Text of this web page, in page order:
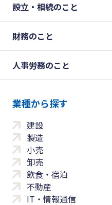
設立・相続のこと
財務のこと
人事労務のこと
業種から探す
建設
製造
小売
卸売
飲食・宿泊
不動産
IT・情報通信